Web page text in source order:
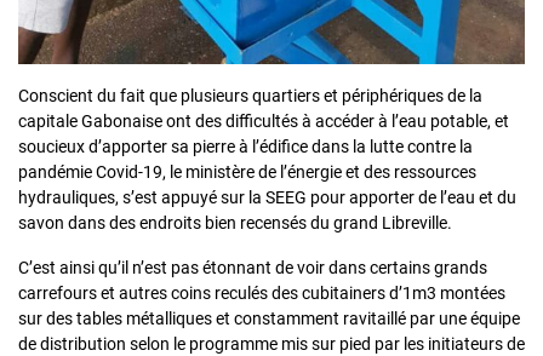
Conscient du fait que plusieurs quartiers et périphériques de la
capitale Gabonaise ont des difficultés à accéder à l’eau potable, et
soucieux d’apporter sa pierre à l’édifice dans la lutte contre la
pandémie Covid-19, le ministère de l’énergie et des ressources
hydrauliques, s’est appuyé sur la SEEG pour apporter de l’eau et du
savon dans des endroits bien recensés du grand Libreville.
C’est ainsi qu’il n’est pas étonnant de voir dans certains grands
carrefours et autres coins reculés des cubitainers d’1m3 montées
sur des tables métalliques et constamment ravitaillé par une équipe
de distribution selon le programme mis sur pied par les initiateurs de